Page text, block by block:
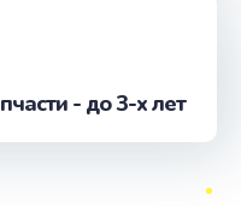
- до 3-х лет